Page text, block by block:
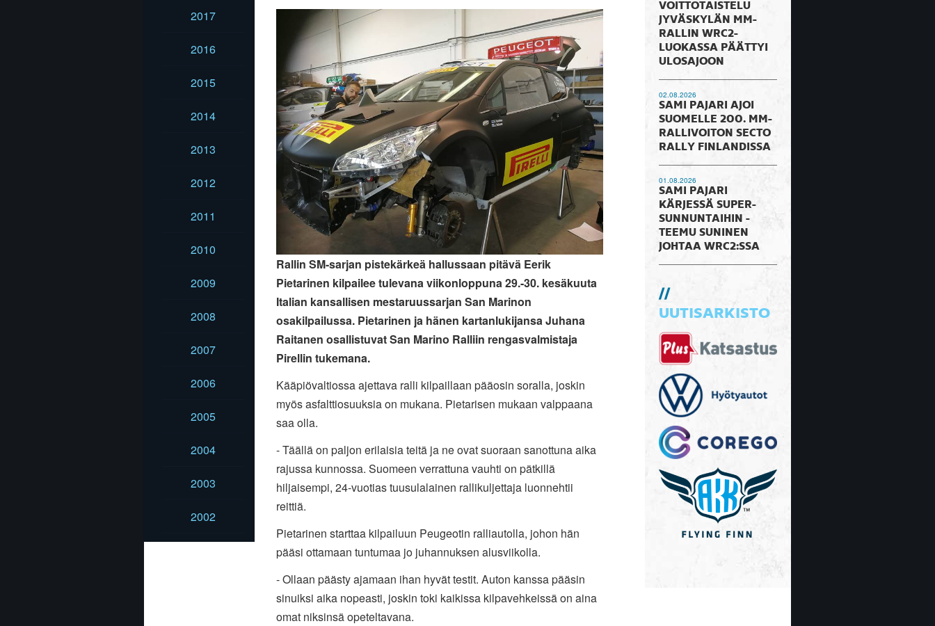
2017
2016
2015
2014
2013
2012
2011
2010
2009
2008
2007
2006
2005
2004
2003
2002
Rallin SM-sarjan pistekärkeä hallussaan pitävä Eerik
Pietarinen kilpailee tulevana viikonloppuna 29.-30. kesäkuuta
Italian kansallisen mestaruussarjan San Marinon
osakilpailussa. Pietarinen ja hänen kartanlukijansa Juhana
Raitanen osallistuvat San Marino Ralliin rengasvalmistaja
Pirellin tukemana.
Kääpiövaltiossa ajettava ralli kilpaillaan pääosin soralla, joskin
myös asfalttiosuuksia on mukana. Pietarisen mukaan valppaana
saa olla.
- Täällä on paljon erilaisia teitä ja ne ovat suoraan sanottuna aika
rajussa kunnossa. Suomeen verrattuna vauhti on pätkillä
hiljaisempi, 24-vuotias tuusulalainen rallikuljettaja luonnehtii
reittiä.
Pietarinen starttaa kilpailuun Peugeotin ralliautolla, johon hän
pääsi ottamaan tuntumaa jo juhannuksen alusviikolla.
- Ollaan päästy ajamaan ihan hyvät testit. Auton kanssa pääsin
sinuiksi aika nopeasti, joskin toki kaikissa kilpavehkeissä on aina
omat niksinsä opeteltavana.
VOITTOTAISTELU
JYVÄSKYLÄN MM-
RALLIN WRC2-
LUOKASSA PÄÄTTYI
ULOSAJOON
02.08.2026
SAMI PAJARI AJOI
SUOMELLE 200. MM-
RALLIVOITON SECTO
RALLY FINLANDISSA
01.08.2026
SAMI PAJARI
KÄRJESSÄ SUPER-
SUNNUNTAIHIN -
TEEMU SUNINEN
JOHTAA WRC2:SSA
UUTISARKISTO